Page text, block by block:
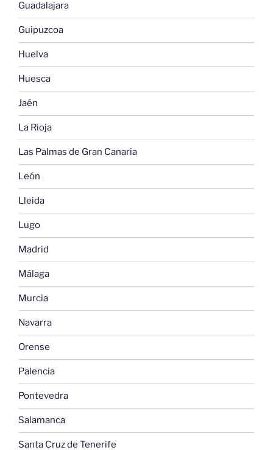
Guadalajara
Guipuzcoa
Huelva
Huesca
Jaén
La Rioja
Las Palmas de Gran Canaria
León
Lleida
Lugo
Madrid
Málaga
Murcia
Navarra
Orense
Palencia
Pontevedra
Salamanca
Santa Cruz de Tenerife